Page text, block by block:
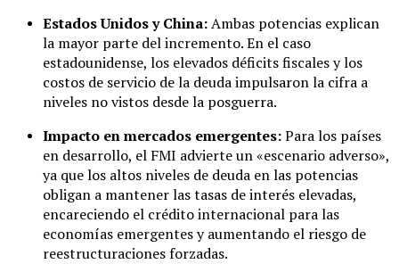
Estados Unidos y China:Ambas potencias explican
la mayor parte del incremento. En el caso
estadounidense, los elevados déficits fiscales y los
costos de servicio de la deuda impulsaron la cifra a
niveles no vistos desde la posguerra.
Impacto en mercados emergentes:Para los países
en desarrollo, el FMI advierte un «escenario adverso»,
ya que los altos niveles de deuda en las potencias
obligan a mantener las tasas de interés elevadas,
encareciendo el crédito internacional para las
economías emergentes y aumentando el riesgo de
reestructuraciones forzadas.